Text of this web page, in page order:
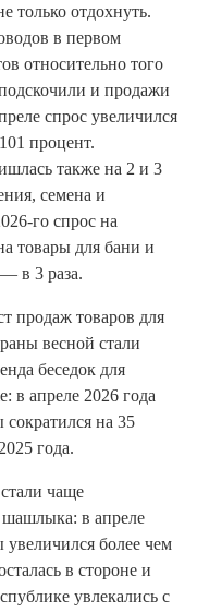
только отдохнуть.
в первом
относительно того
и продажи
спрос увеличился
процент.
также на 2 и 3
семена и
го спрос на
товары для бани и
в 3 раза.
продаж товаров для
весной стали
беседок для
в апреле 2026 года
на 35
года.
чаще
шашлыка: в апреле
более чем
в стороне и
увлекались с